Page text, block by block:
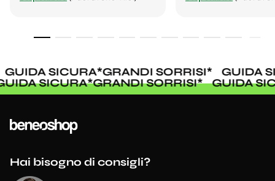
SICURA*GRANDI SORRISI*
GUIDA
GUIDA SICURA*GRANDI SORRISI* GUIDA
Hai bisogno di consigli?